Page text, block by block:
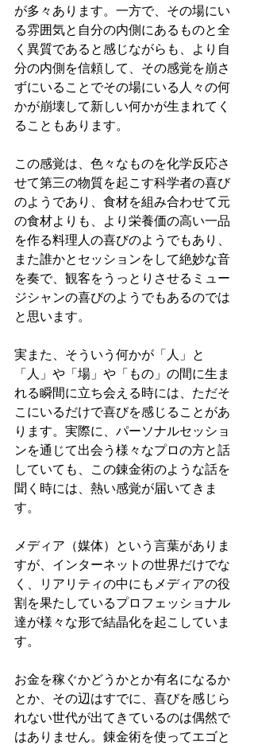
が多々あります。一方で、その場にい
る雰囲気と自分の内側にあるものと全
く異質であると感じながらも、より自
分の内側を信頼して、その感覚を崩さ
ずにいることでその場にいる人々の何
かが崩壊して新しい何かが生まれてく
ることもあります。
この感覚は、色々なものを化学反応さ
せて第三の物質を起こす科学者の喜び
のようであり、食材を組み合わせて元
の食材よりも、より栄養価の高い一品
を作る料理人の喜びのようでもあり、
また誰かとセッションをして絶妙な音
を奏で、観客をうっとりさせるミュー
ジシャンの喜びのようでもあるのでは
と思います。
実また、そういう何かが「人」と
「人」や「場」や「もの」の間に生ま
れる瞬間に立ち会える時には、ただそ
こにいるだけで喜びを感じることがあ
ります。実際に、パーソナルセッショ
ンを通じて出会う様々なプロの方と話
していても、この錬金術のような話を
聞く時には、熱い感覚が届いてきま
す。
メディア（媒体）という言葉がありま
すが、インターネットの世界だけでな
く、リアリティの中にもメディアの役
割を果たしているプロフェッショナル
達が様々な形で結晶化を起こしていま
す。
お金を稼ぐかどうかとか有名になるか
とか、その辺はすでに、喜びを感じら
れない世代が出てきているのは偶然で
はありません。錬金術を使ってエゴと